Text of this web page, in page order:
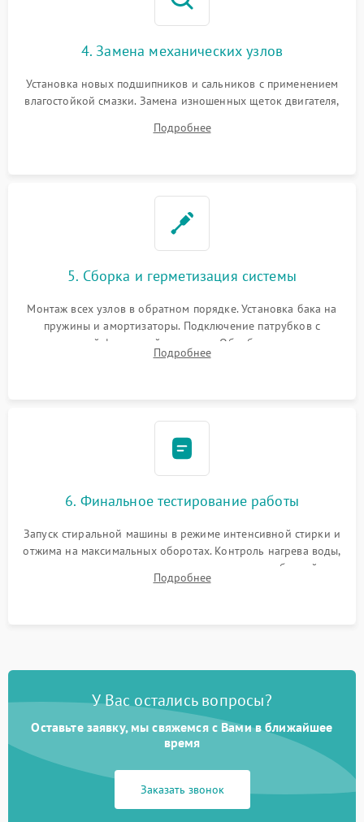
4. Замена механических узлов
Установка новых подшипников и сальников с применением
влагостойкой смазки. Замена изношенных щеток двигателя,
или поврежденной резиновой манжеты.
Подробнее
5. Сборка и герметизация системы
Монтаж всех узлов в обратном порядке. Установка бака на
пружины и амортизаторы. Подключение патрубков с
надежной фиксацией хомутами. Обработка стыков
герметиком для предотвращения возможных протечек воды.
Подробнее
6. Финальное тестирование работы
Запуск стиральной машины в режиме интенсивной стирки и
отжима на максимальных оборотах. Контроль нагрева воды,
корректности слива, отсутствия излишних вибраций,
посторонних стуков и протечек под корпусом.
Подробнее
У Вас остались вопросы?
Оставьте заявку, мы свяжемся с Вами в ближайшее
время
Заказать звонок